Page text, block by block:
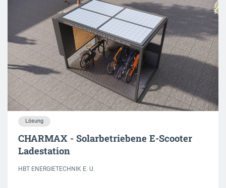
Lösung
CHARMAX - Solarbetriebene E-Scooter
Ladestation
HBT ENERGIETECHNIK E. U.